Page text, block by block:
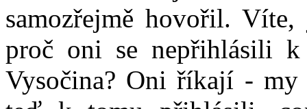
samozřejmě hovořil.
proč oni se nepřihlásili
Vysočina? Oni říkají - my